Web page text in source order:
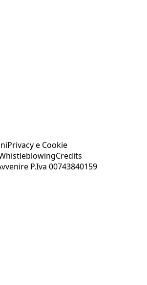
Privacy e Cookie
Credits
P.Iva 00743840159